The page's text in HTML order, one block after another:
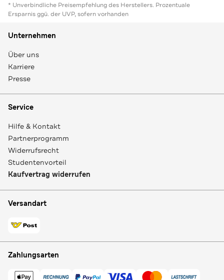
* Unverbindliche Preisempfehlung des Herstellers. Prozentuale
Ersparnis ggü. der UVP, sofern vorhanden
Unternehmen
Über uns
Karriere
Presse
Service
Hilfe & Kontakt
Partnerprogramm
Widerrufsrecht
Studentenvorteil
Kaufvertrag widerrufen
Versandart
Zahlungsarten